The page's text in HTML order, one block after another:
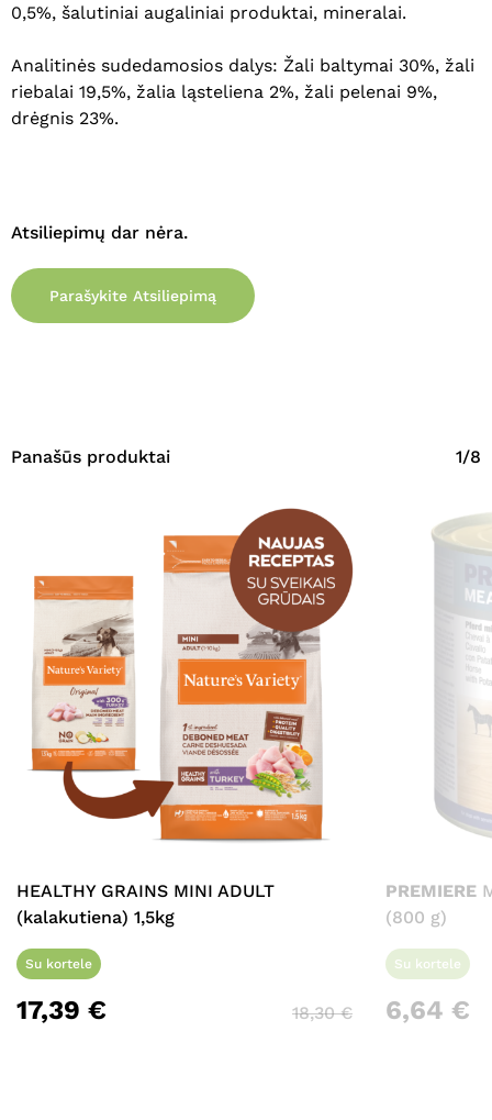
Krepšelyje nėra produktų.
Eiti Į Parduotuvę
0,5%, šalutiniai augaliniai produktai, mineralai.
Analitinės sudedamosios dalys: Žali baltymai 30%, žali
riebalai 19,5%, žalia ląsteliena 2%, žali pelenai 9%,
drėgnis 23%.
Atsiliepimų dar nėra.
Parašykite Atsiliepimą
Panašūs produktai 1/8
HEALTHY GRAINS MINI ADULT
(kalakutiena) 1,5kg
Su kortele
17,39 € 18,30€
PREMIERE
(800 g)
Su kortele
6,64 €